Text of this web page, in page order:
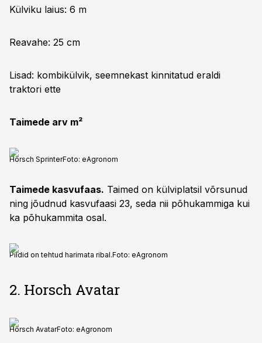
Külviku laius: 6 m
Reavahe: 25 cm
Lisad: kombikülvik, seemnekast kinnitatud eraldi
traktori ette
Taimede arv m²
Horsch SprinterFoto: eAgronom
Taimede kasvufaas. Taimed on külviplatsil võrsunud
ning jõudnud kasvufaasi 23, seda nii põhukammiga kui
ka põhukammita osal.
Pildid on tehtud harimata ribal.Foto: eAgronom
2. Horsch Avatar
Horsch AvatarFoto: eAgronom